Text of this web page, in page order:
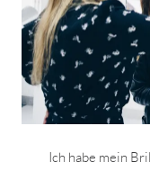
Ich habe mein